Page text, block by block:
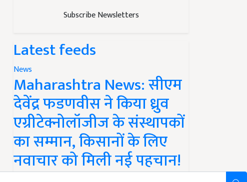
Subscribe Newsletters
Latest feeds
News
Maharashtra News: सीएम
देवेंद्र फडणवीस ने किया ध्रुव
एग्रीटेक्नोलॉजीज के संस्थापकों
का सम्मान, किसानों के लिए
नवाचार को मिली नई पहचान!